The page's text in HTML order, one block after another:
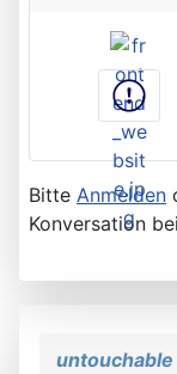
Bitte Anmelden
Konversation
untouchable